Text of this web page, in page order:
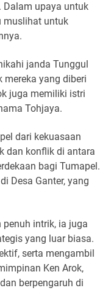
Dalam upaya untuk
muslihat untuk
janda Tunggul
mereka yang diberi
juga memiliki istri
Tohjaya.
dari kekuasaan
dan konflik di antara
bagi Tumapel.
Desa Ganter, yang
intrik, ia juga
yang luar biasa.
serta mengambil
Ken Arok,
berpengaruh di